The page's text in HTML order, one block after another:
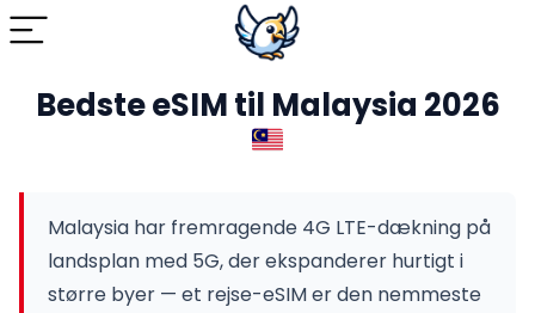
Bedste eSIM til Malaysia 2026
Malaysia har fremragende 4G LTE-dækning på
landsplan med 5G, der ekspanderer hurtigt i
større byer — et rejse-eSIM er den nemmeste